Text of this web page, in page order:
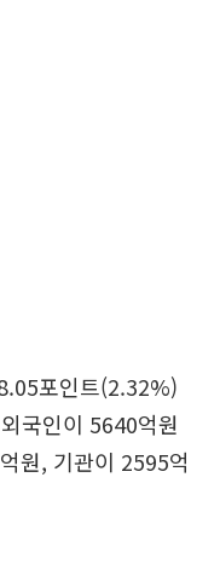
포인트(2.32%)
국인이 5640억원
원, 기관이 2595억